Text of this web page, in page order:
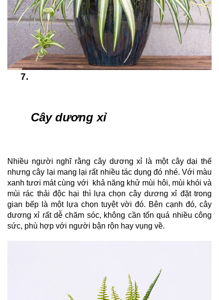
Cây dương xỉ
Nhiều người nghĩ rằng cây dương xỉ là một cây dại thế
nhưng cây lại mang lại rất nhiều tác dụng đó nhé. Với màu
xanh tươi mát cùng với  khả năng khử mùi hôi, mùi khói và
mùi rác thải độc hại thì lựa chọn cây dương xỉ đặt trong
gian bếp là một lựa chọn tuyệt vời đó. Bên cạnh đó, cây
dương xỉ rất dễ chăm sóc, không cần tốn quá nhiều công
sức, phù hợp với người bận rộn hay vụng về.